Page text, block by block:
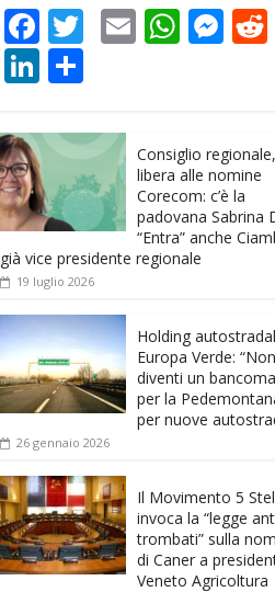
F
ac
e
b
o
o
k
T
er
E W
A
p
p
M
n
g
er
t
Li
k
e
dI
n
n
di
vi
di
Consiglio
libera alle nomine
Corecom: c’è la
padovana Sabrina
“Entra” anche
già vice presidente regionale
19 luglio 2026
Holding
Europa Verde: “Non
diventi un
per la
per nuove
26 gennaio 2026
Il Movimento 5
invoca la “legge
trombati” sulla
di Caner a
Veneto Agricoltura